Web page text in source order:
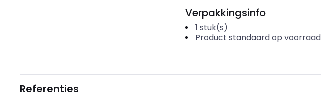
Verpakkingsinfo
1 stuk(s)
Product standaard op voorraad
Referenties